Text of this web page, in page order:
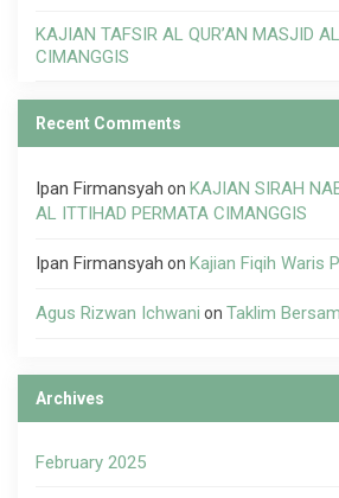
KAJIAN TAFSIR AL QUR’AN MASJID
CIMANGGIS
Recent Comments
Ipan Firmansyah on KAJIAN SIRAH
AL ITTIHAD PERMATA CIMANGGIS
Ipan Firmansyah on Kajian Fiqih Waris
Agus Rizwan Ichwani on Taklim
Archives
February 2025